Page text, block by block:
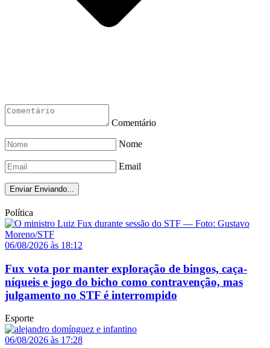
Comentário
Nome
Email
Enviar Enviando...
Política
06/08/2026 às 18:12
Fux vota por manter exploração de bingos, caça-
níqueis e jogo do bicho como contravenção, mas
julgamento no STF é interrompido
Esporte
06/08/2026 às 17:28